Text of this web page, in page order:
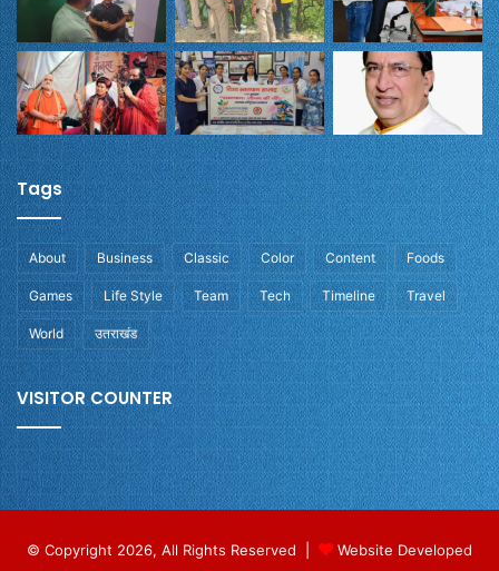
Tags
About Business Classic Color Content Foods
Games Life Style Team Tech Timeline Travel
World उतराखंड
VISITOR COUNTER
© Copyright 2026, All Rights Reserved | Website Developed